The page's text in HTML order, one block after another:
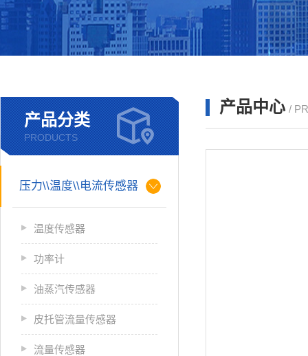
产品分类
PRODUCTS
压力\\温度\\电流传感器
温度传感器
功率计
油蒸汽传感器
皮托管流量传感器
流量传感器
产品中心 /